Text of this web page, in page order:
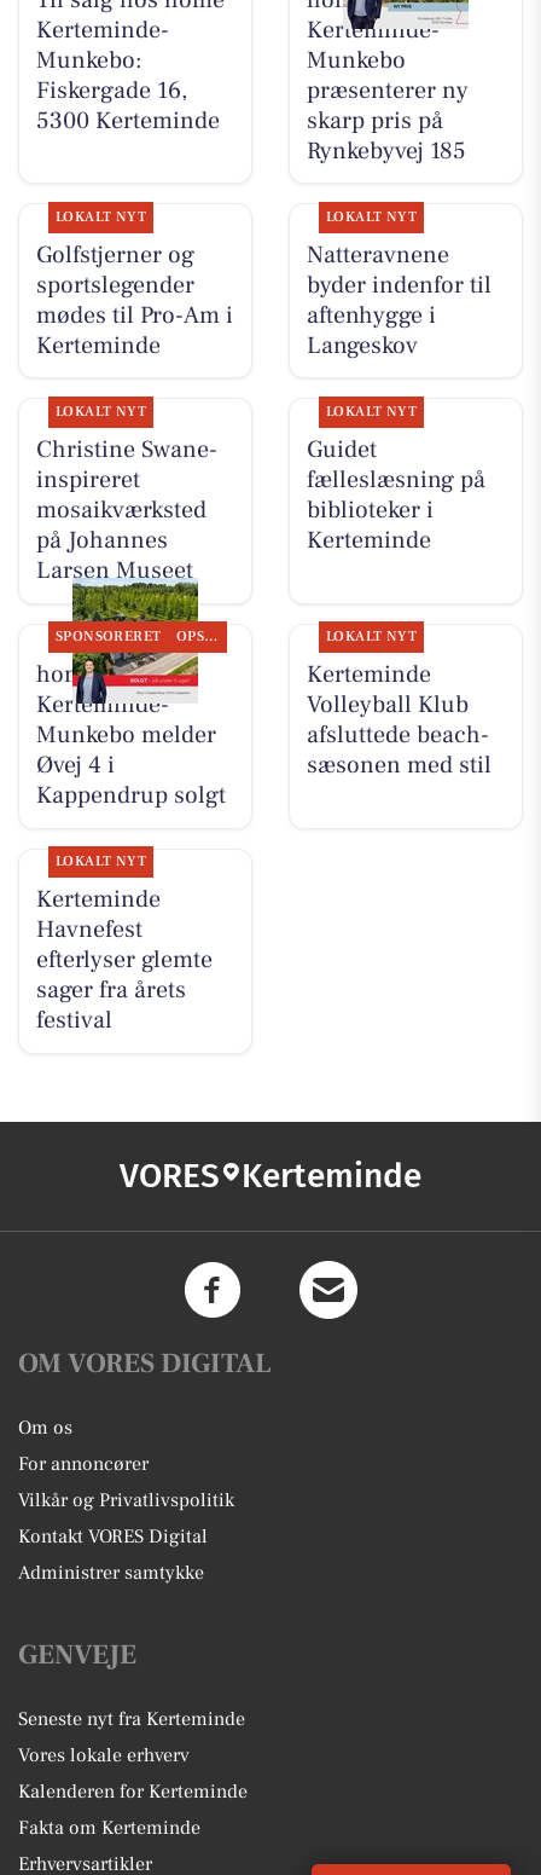
Kerteminde-
Munkebo:
Fiskergade 16,
5300 Kerteminde
Kerteminde-
Munkebo
præsenterer ny
skarp pris på
Rynkebyvej 185
LOKALT NYT
Golfstjerner og
sportslegender
mødes til Pro-Am i
Kerteminde
LOKALT NYT
Natteravnene
byder indenfor til
aftenhygge i
Langeskov
LOKALT NYT
Christine Swane-
inspireret
mosaikværksted
på Johannes
Larsen Museet
LOKALT NYT
Guidet
fælleslæsning på
biblioteker i
Kerteminde
SPONSORERET OPSLAGSTAVLEN
home
Kerteminde-
Munkebo melder
Øvej 4 i
Kappendrup solgt
LOKALT NYT
Kerteminde
Volleyball Klub
afsluttede beach-
sæsonen med stil
LOKALT NYT
Kerteminde
Havnefest
efterlyser glemte
sager fra årets
festival
VORES Kerteminde
OM VORES DIGITAL
Om os
For annoncører
Vilkår og Privatlivspolitik
Kontakt VORES Digital
Administrer samtykke
GENVEJE
Seneste nyt fra Kerteminde
Vores lokale erhverv
Kalenderen for Kerteminde
Fakta om Kerteminde
Erhvervsartikler